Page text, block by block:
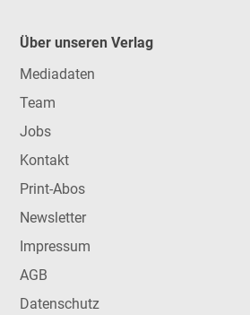
Über unseren Verlag
Mediadaten
Team
Jobs
Kontakt
Print-Abos
Newsletter
Impressum
AGB
Datenschutz